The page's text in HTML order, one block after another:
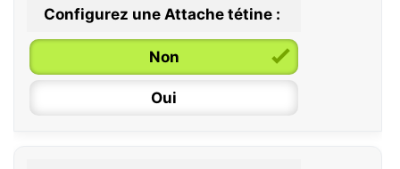
0 / 6 mois
6 / 36 mois
Configurez une Attache tétine :
Non
Oui